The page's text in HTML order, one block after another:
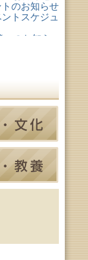
のお知らせ
トスケジュ
のお知ら